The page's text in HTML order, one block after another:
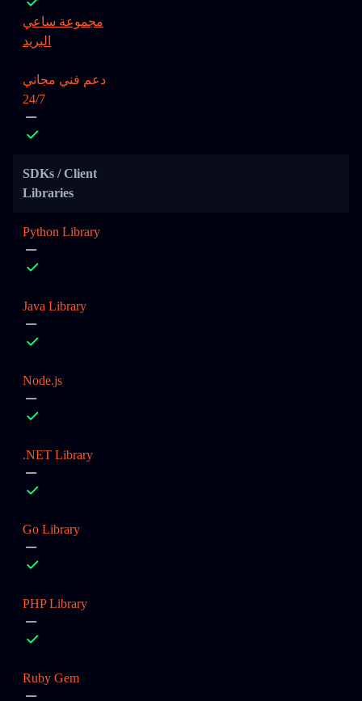
مجموعة ساعي
البريد
دعم فني مجاني
24/7
SDKs / Client
Libraries
Python Library
Java Library
Node.js
.NET Library
Go Library
PHP Library
Ruby Gem